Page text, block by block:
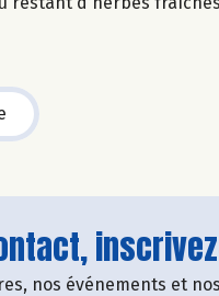
nos événements et